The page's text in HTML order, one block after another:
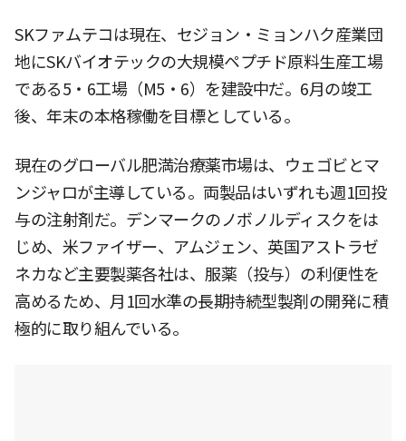
SKファムテコは現在、セジョン・ミョンハク産業団
地にSKバイオテックの大規模ペプチド原料生産工場
である5・6工場（M5・6）を建設中だ。6月の竣工
後、年末の本格稼働を目標としている。
現在のグローバル肥満治療薬市場は、ウェゴビとマ
ンジャロが主導している。両製品はいずれも週1回投
与の注射剤だ。デンマークのノボノルディスクをは
じめ、米ファイザー、アムジェン、英国アストラゼ
ネカなど主要製薬各社は、服薬（投与）の利便性を
高めるため、月1回水準の長期持続型製剤の開発に積
極的に取り組んでいる。